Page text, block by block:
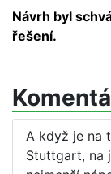
Návrh byl
řešení.
A když je na
Stuttgart, na